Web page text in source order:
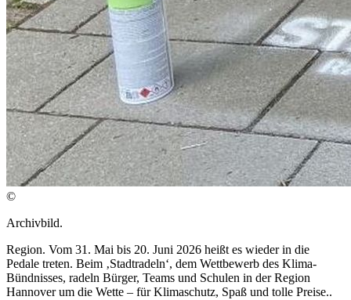
©
Archivbild.
Region. Vom 31. Mai bis 20. Juni 2026 heißt es wieder in die
Pedale treten. Beim ‚Stadtradeln‘, dem Wettbewerb des Klima-
Bündnisses, radeln Bürger, Teams und Schulen in der Region
Hannover um die Wette – für Klimaschutz, Spaß und tolle Preise..